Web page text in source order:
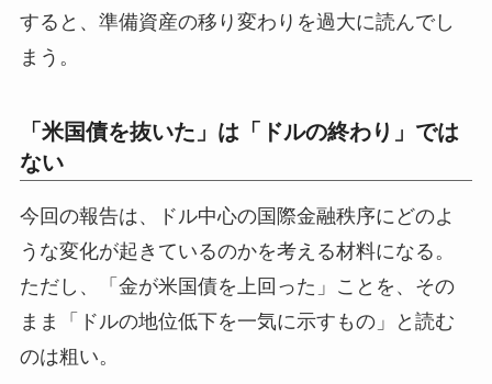
すると、準備資産の移り変わりを過大に読んでし
まう。
「米国債を抜いた」は「ドルの終わり」では
ない
今回の報告は、ドル中心の国際金融秩序にどのよ
うな変化が起きているのかを考える材料になる。
ただし、「金が米国債を上回った」ことを、その
まま「ドルの地位低下を一気に示すもの」と読む
のは粗い。